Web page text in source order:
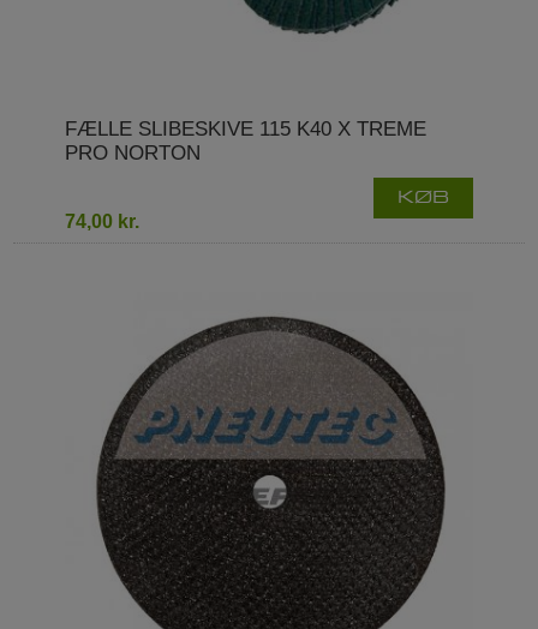
FÆLLE SLIBESKIVE 115 K40 X TREME
PRO NORTON
74,00 kr.
KØB